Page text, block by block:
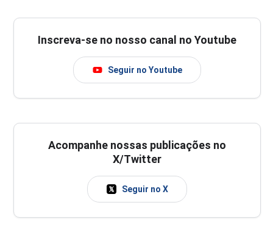
Inscreva-se no nosso canal no Youtube
Seguir no Youtube
Acompanhe nossas publicações no
X/Twitter
Seguir no X